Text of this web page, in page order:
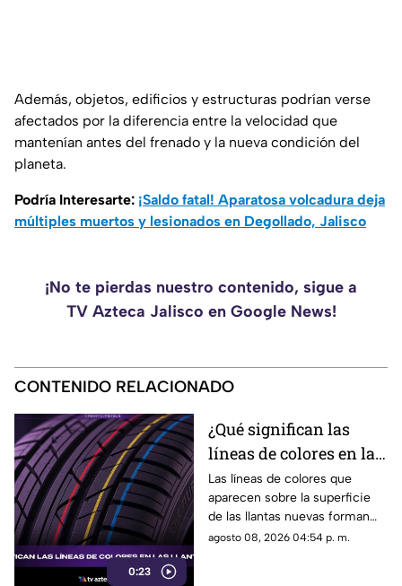
Además, objetos, edificios y estructuras podrían verse
afectados por la diferencia entre la velocidad que
mantenían antes del frenado y la nueva condición del
planeta.
Podría Interesarte: ¡Saldo fatal! Aparatosa volcadura deja
múltiples muertos y lesionados en Degollado, Jalisco
¡No te pierdas nuestro contenido, sigue a
TV Azteca Jalisco en Google News!
CONTENIDO RELACIONADO
0:23
¿Qué significan las
líneas de colores en las
llantas nuevas?
Las líneas de colores que
aparecen sobre la superficie
de las llantas nuevas forman
parte del proceso de
agosto 08, 2026 04:54 p. m.